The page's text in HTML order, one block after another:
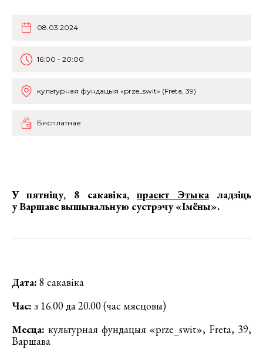
08.03.2024
16:00 - 20:00
культурная фундацыя «prze_swit» (Freta, 39)
Бясплатнае
У пятніцу, 8 сакавіка,праект Этыкаладзіць
у Варшавевышывальную сустрэчу «Імёны».
Дата: 8 сакавіка
Час: з 16.00 да 20.00 (час мясцовы)
Месца: культурная фундацыя «prze_swit», Freta, 39,
Варшава